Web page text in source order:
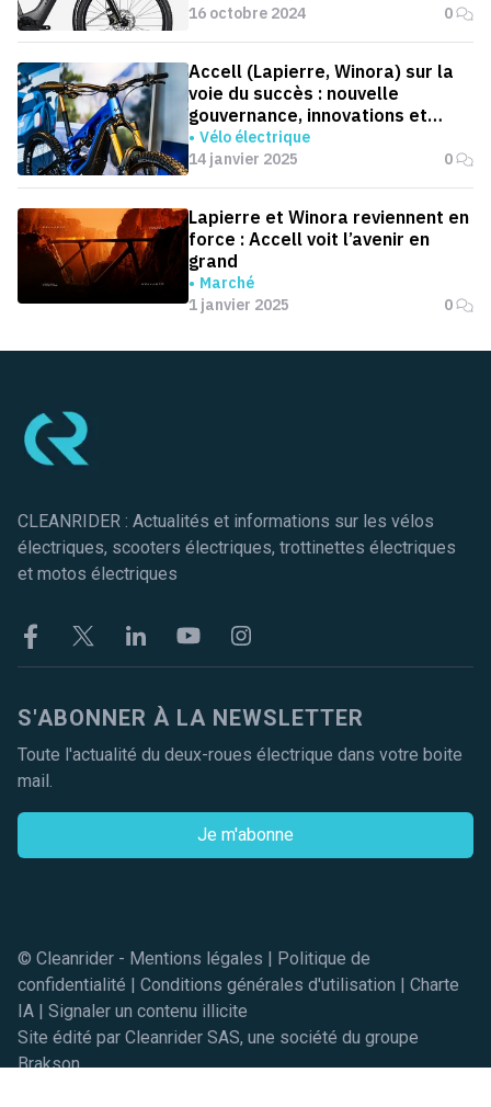
16 octobre 2024
0
Accell (Lapierre, Winora) sur la
voie du succès : nouvelle
gouvernance, innovations et
retour en force dans l’univers
des vélos électriques
Vélo électrique
14 janvier 2025
0
Lapierre et Winora reviennent en
force : Accell voit l’avenir en
grand
Marché
1 janvier 2025
0
CLEANRIDER : Actualités et informations sur les vélos
électriques, scooters électriques, trottinettes électriques
et motos électriques
FacebookTwitter LinkekinYoutubeInstagram
S'ABONNER À LA NEWSLETTER
Toute l'actualité du deux-roues électrique dans votre boite
mail.
Je m'abonne
© Cleanrider - Mentions légales | Politique de
confidentialité | Conditions générales d'utilisation | Charte
IA | Signaler un contenu illicite
Site édité par Cleanrider SAS, une société du groupe
Brakson